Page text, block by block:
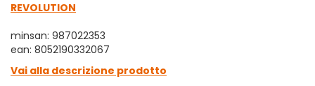
REVOLUTION
minsan: 987022353
ean: 8052190332067
Vai alla descrizione prodotto